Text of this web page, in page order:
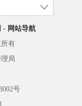
- 网站导航
有
局
号